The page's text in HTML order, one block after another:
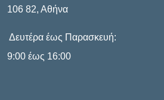
106 82, Αθήνα
Δευτέρα έως Παρασκευή:
9:00 έως 16:00